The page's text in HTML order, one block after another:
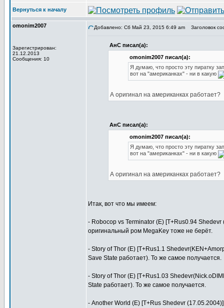
Вернуться к началу
omonim2007
Зарегистрирован:
21.12.2013
Сообщения: 10
Добавлено: Сб Май 23, 2015 6:49 am Заголовок
АнС писал(а):
omonim2007 писал(а):
Я думаю, что просто эту пиратку
вот на "американках" - ни в какую
А оригинал на американках работает?
АнС писал(а):
omonim2007 писал(а):
Я думаю, что просто эту пиратку
вот на "американках" - ни в какую
А оригинал на американках работает?
Итак, вот что мы имеем:
- Robocop vs Terminator (E) [T+Rus0.94
оригинальный ром MegaKey тоже не берёт.
- Story of Thor (E) [T+Rus1.1
Save State работает). То же самое получается.
- Story of Thor (E) [T+Rus1.03
State работает). То же самое получается.
- Another World (E) [T+Rus Shedevr